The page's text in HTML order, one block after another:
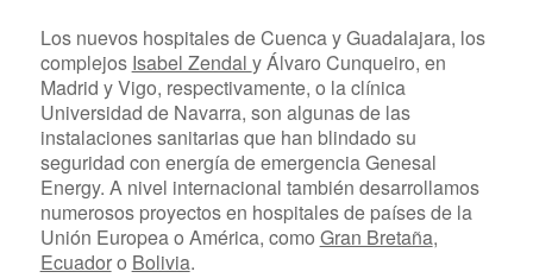
Los nuevos hospitales de Cuenca y Guadalajara, los
complejos Isabel Zendal y Álvaro Cunqueiro, en
Madrid y Vigo, respectivamente, o la clínica
Universidad de Navarra, son algunas de las
instalaciones sanitarias que han blindado su
seguridad con energía de emergencia Genesal
Energy. A nivel internacional también desarrollamos
numerosos proyectos en hospitales de países de la
Unión Europea o América, como Gran Bretaña,
Ecuadoro Bolivia.